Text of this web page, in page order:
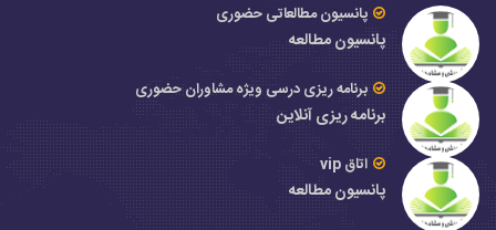
پانسیون مطالعاتی حضوری
پانسیون مطالعه
برنامه ریزی درسی ویژه مشاوران حضوری
برنامه ریزی آنلاین
اتاق vip
پانسیون مطالعه